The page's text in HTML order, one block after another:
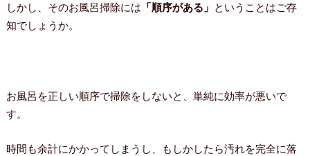
しかし、そのお風呂掃除には 「順序がある」 ということはご存
知でしょうか。
お風呂を正しい順序で掃除をしないと、単純に効率が悪いで
す。
時間も余計にかかってしまうし、もしかしたら汚れを完全に落